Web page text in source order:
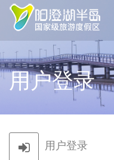
用户登录
用户登录